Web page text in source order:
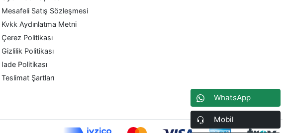
WhatsApp
Mobil
Mesafeli Satış Sözleşmesi
Kvkk Aydınlatma Metni
Çerez Politikası
Gizlilik Politikası
Iade Politikası
Teslimat Şartları